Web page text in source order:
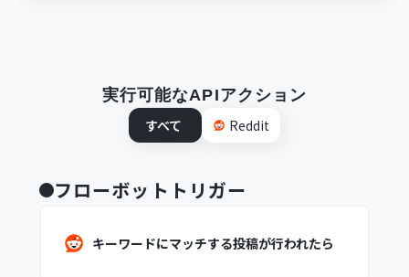
実行可能なAPIアクション
すべて
Reddit
フローボットトリガー
キーワードにマッチする投稿が行われたら